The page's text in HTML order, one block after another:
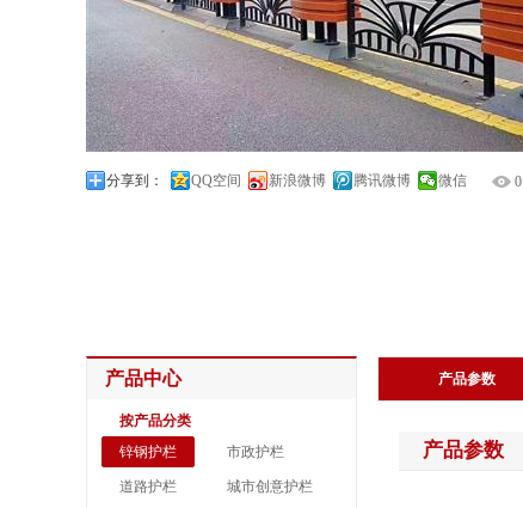
分享到： QQ空间 新浪微博 腾讯微博 微信 0
产品中心
按产品分类
锌钢护栏
市政护栏
道路护栏 城市创意护栏
产品参数
产品参数